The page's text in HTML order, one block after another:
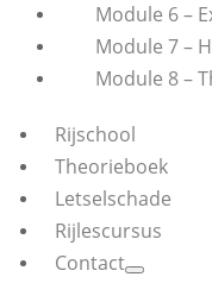
Module 6 –
Module 7 –
Module 8 –
Rijschool
Theorieboek
Letselschade
Rijlescursus
Contact